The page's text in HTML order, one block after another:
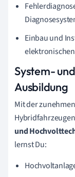
Einbau und
System-
Ausbildung
Mit der
und
lernst Du: